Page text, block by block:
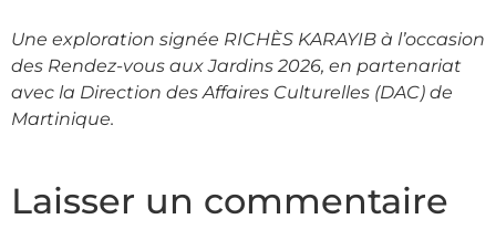
Une exploration signée RICHÈS KARAYIB à l’occasion
des Rendez-vous aux Jardins 2026, en partenariat
avec la Direction des Affaires Culturelles (DAC) de
Martinique.
Laisser un commentaire